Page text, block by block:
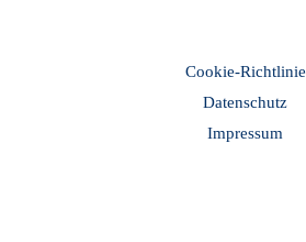
Cookie-Richtlinie
Datenschutz
Impressum